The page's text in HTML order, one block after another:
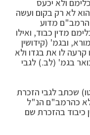
ולא יכעס
הוא לא רק בקום ועשה
מדוע
מדין כבוד, ואילו
ובגמ' (קידושין
לו את בגדו ולא
בגמ' (לב.) לגבי
שכתב לגבי הזכרת
כהרמב"ם הנ"ל
כיבוד בהזכרת שם